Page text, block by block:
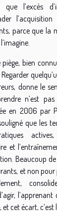
l’excès
l’acquisition
parce que la
bien
donne le
n’est
en 2006 par
que les
et
Beaucoup
et non pour
consolide
cet écart, c’est